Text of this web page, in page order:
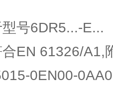
号6DR5...-E...
合EN 61326/A1,
0EN00-0AA0